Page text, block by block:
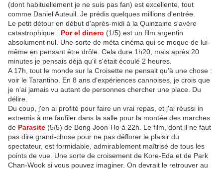
(dont habituellement je ne suis pas fan) est excellente, tout
comme Daniel Auteuil. Je prédis quelques millions d'entrée.
Le petit détour en début d'après-midi à la Quinzaine s'avère
catastrophique : Por el dinero (1/5) est un film argentin
absolument nul. Une sorte de méta cinéma qui se moque de lui-
même en pensant être drôle. Cela dure 1h20, mais après 20
minutes je pensais déjà qu'il s'était écoulé 2 heures.
A 17h, tout le monde sur la Croisette ne pensait qu'à une chose :
voir le Tarantino. En 8 ans d'expériences cannoises, je crois que
je n'ai jamais vu autant de personnes chercher une place. Du
délire.
Du coup, j'en ai profité pour faire un vrai repas, et j'ai réussi in
extremis à me faufiler dans la salle pour la montée des marches
de Parasite (5/5) de Bong Joon-Ho à 22h. Le film, dont il ne faut
pas dire grand-chose pour ne pas déflorer le plaisir du
spectateur, est formidable, admirablement maîtrisé de tous les
points de vue. Une sorte de croisement de Kore-Eda et de Park
Chan-Wook si vous pouvez imaginer. On devrait le retrouver au